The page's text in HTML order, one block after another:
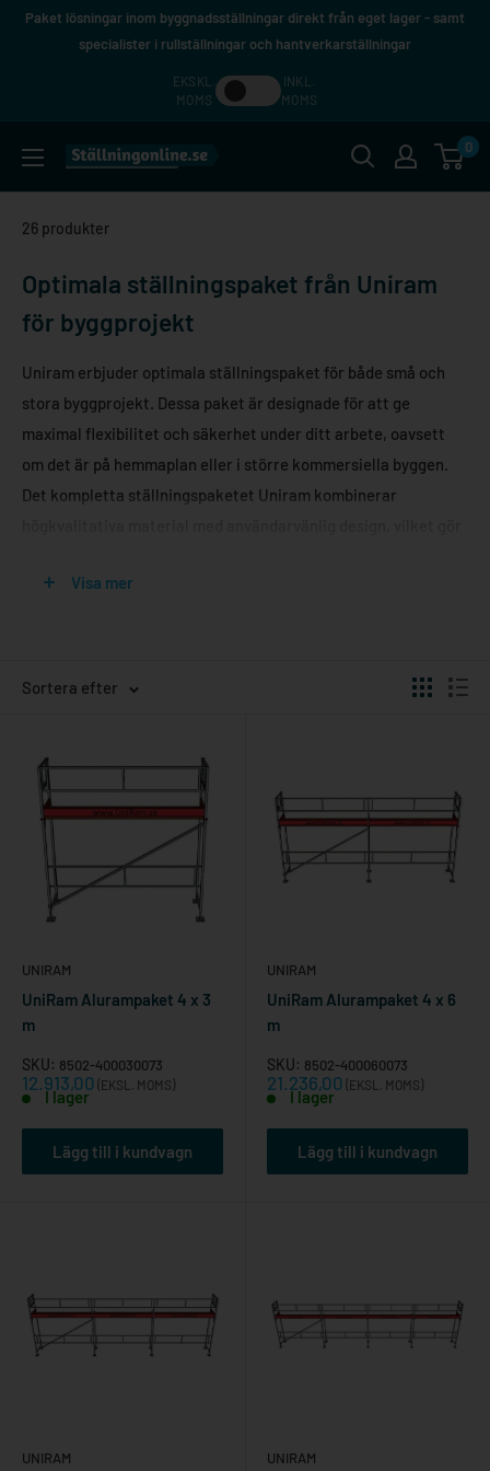
HoppaPaket lösningar inom byggnadsställningar direkt från eget lager - samt
specialister i rullställningar och hantverkarställningar
EKSKL.
MOMS
INKL.
MOMS
Ställningonline.se
0
26 produkter
Optimala ställningspaket från Uniram
för byggprojekt
Uniram erbjuder optimala ställningspaket för både små och
stora byggprojekt. Dessa paket är designade för att ge
maximal flexibilitet och säkerhet under ditt arbete, oavsett
om det är på hemmaplan eller i större kommersiella byggen.
Det kompletta ställningspaketet Uniram kombinerar
hantera olika byggprojekt. Med en Uniram ställningslösning
ställningsset
När det gäller byggställningar är Uniram ett av de mest
pålitliga varumärkena på marknaden. Ett ställningsset från
Uniram erbjuder en mängd fördelar som gör det till en idealisk
lösning för olika typer av byggprojekt. Här är några av de
Hållbarhet och styrka: Tillverkade av aluminium eller stål
av hög kvalitet.
arbetsområden och projektkrav.
Säkerhetsfunktioner: Varje komponent är designad med
Enkel montering: Ingen komplicerad installationsprocess,
Kompatibilitet: Kan enkelt integreras med befintlig
utrustning och tillbehör.
Visa mer
Sortera efter
UNIRAM
UniRam Alurampaket 4 x 3
m
SKU: 8502-400030073
Reapris
12.913,00 (EKSL. MOMS)
I lager
Lägg till i kundvagn
UNIRAM
UniRam Alurampaket 4 x 6
m
SKU: 8502-400060073
Reapris
21.236,00 (EKSL. MOMS)
I lager
Lägg till i kundvagn
UNIRAM UNIRAM